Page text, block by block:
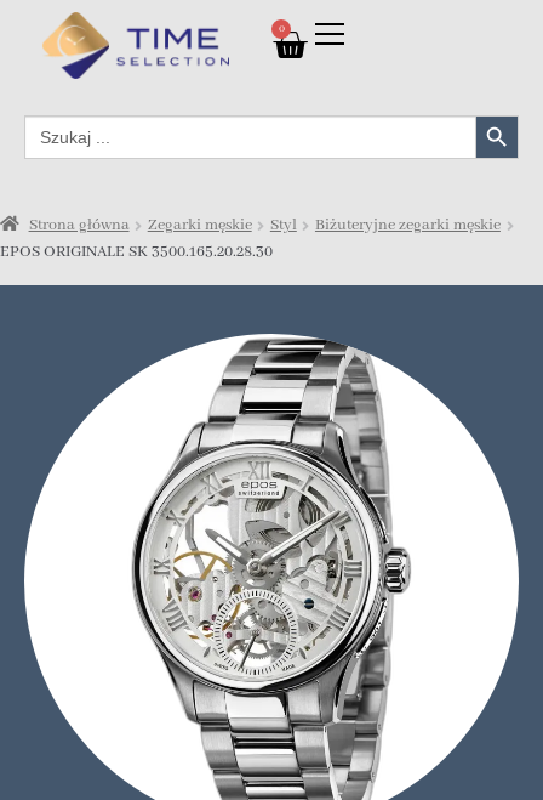
0
Search
for:
Search Button
Strona główna Zegarki męskie Styl
Biżuteryjne zegarki męskie
EPOS ORIGINALE SK 3500.165.20.28.30